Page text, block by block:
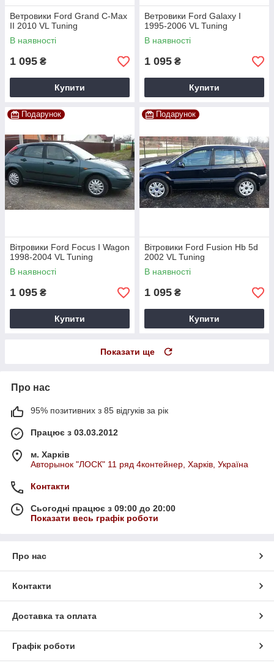
Ветровики Ford Grand C-Max
II 2010 VL Tuning
В наявності
1 095 ₴
Купити
Ветровики Ford Galaxy I
1995-2006 VL Tuning
В наявності
1 095 ₴
Купити
Подарунок
Вітровики Ford Focus I Wagon
1998-2004 VL Tuning
В наявності
1 095 ₴
Купити
Подарунок
Вітровики Ford Fusion Hb 5d
2002 VL Tuning
В наявності
1 095 ₴
Купити
Показати ще
Про нас
95% позитивних з 85 відгуків за рік
Працює з 03.03.2012
м. Харків
Авторынок "ЛОСК" 11 ряд 4контейнер, Харків, Україна
Контакти
Сьогодні працює з 09:00 до 20:00
Показати весь графік роботи
Про нас
Контакти
Доставка та оплата
Графік роботи